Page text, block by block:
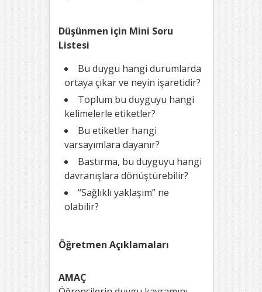
Düşünmen için Mini Soru
Listesi
Bu duygu hangi durumlarda
ortaya çıkar ve neyin işaretidir?
Toplum bu duyguyu hangi
kelimelerle etiketler?
Bu etiketler hangi
varsayımlara dayanır?
Bastırma, bu duyguyu hangi
davranışlara dönüştürebilir?
“Sağlıklı yaklaşım” ne
olabilir?
Öğretmen Açıklamaları
AMAÇ